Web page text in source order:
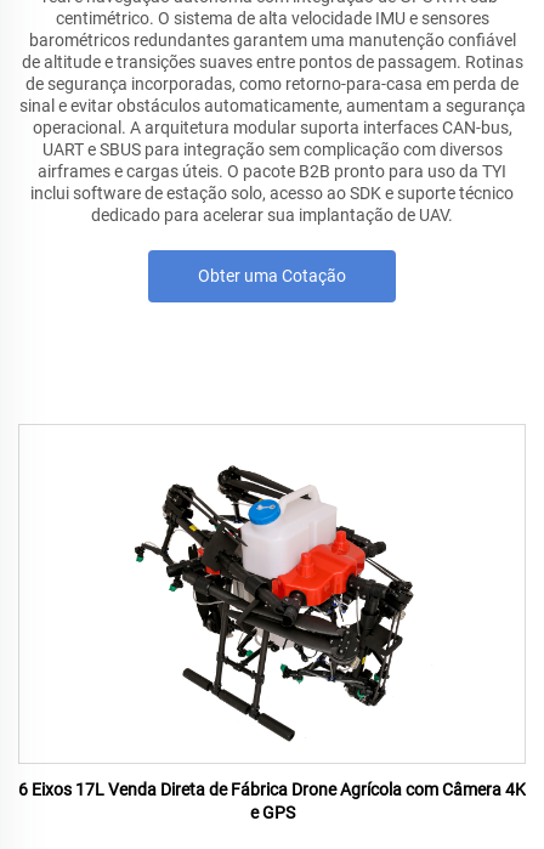
centimétrico. O sistema de alta velocidade IMU e sensores
barométricos redundantes garantem uma manutenção confiável
de altitude e transições suaves entre pontos de passagem. Rotinas
de segurança incorporadas, como retorno-para-casa em perda de
sinal e evitar obstáculos automaticamente, aumentam a segurança
operacional. A arquitetura modular suporta interfaces CAN-bus,
UART e SBUS para integração sem complicação com diversos
airframes e cargas úteis. O pacote B2B pronto para uso da TYI
inclui software de estação solo, acesso ao SDK e suporte técnico
dedicado para acelerar sua implantação de UAV.
Obter uma Cotação
6 Eixos 17L Venda Direta de Fábrica Drone Agrícola com Câmera 4K
e GPS